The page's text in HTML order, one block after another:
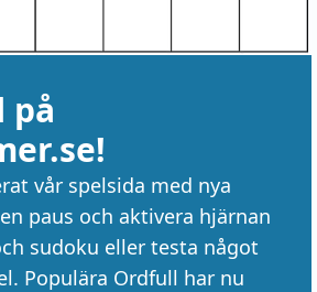
på
vår spelsida med nya
paus och aktivera hjärnan
sudoku eller testa något
Populära Ordfull har nu